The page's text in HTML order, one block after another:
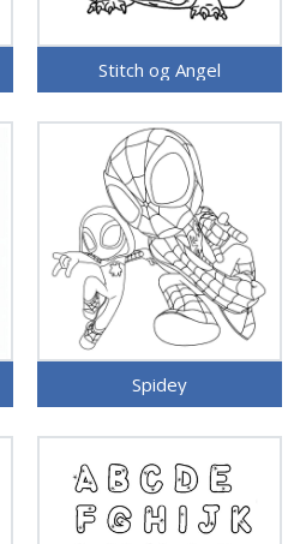
Stitch og Angel
Spidey